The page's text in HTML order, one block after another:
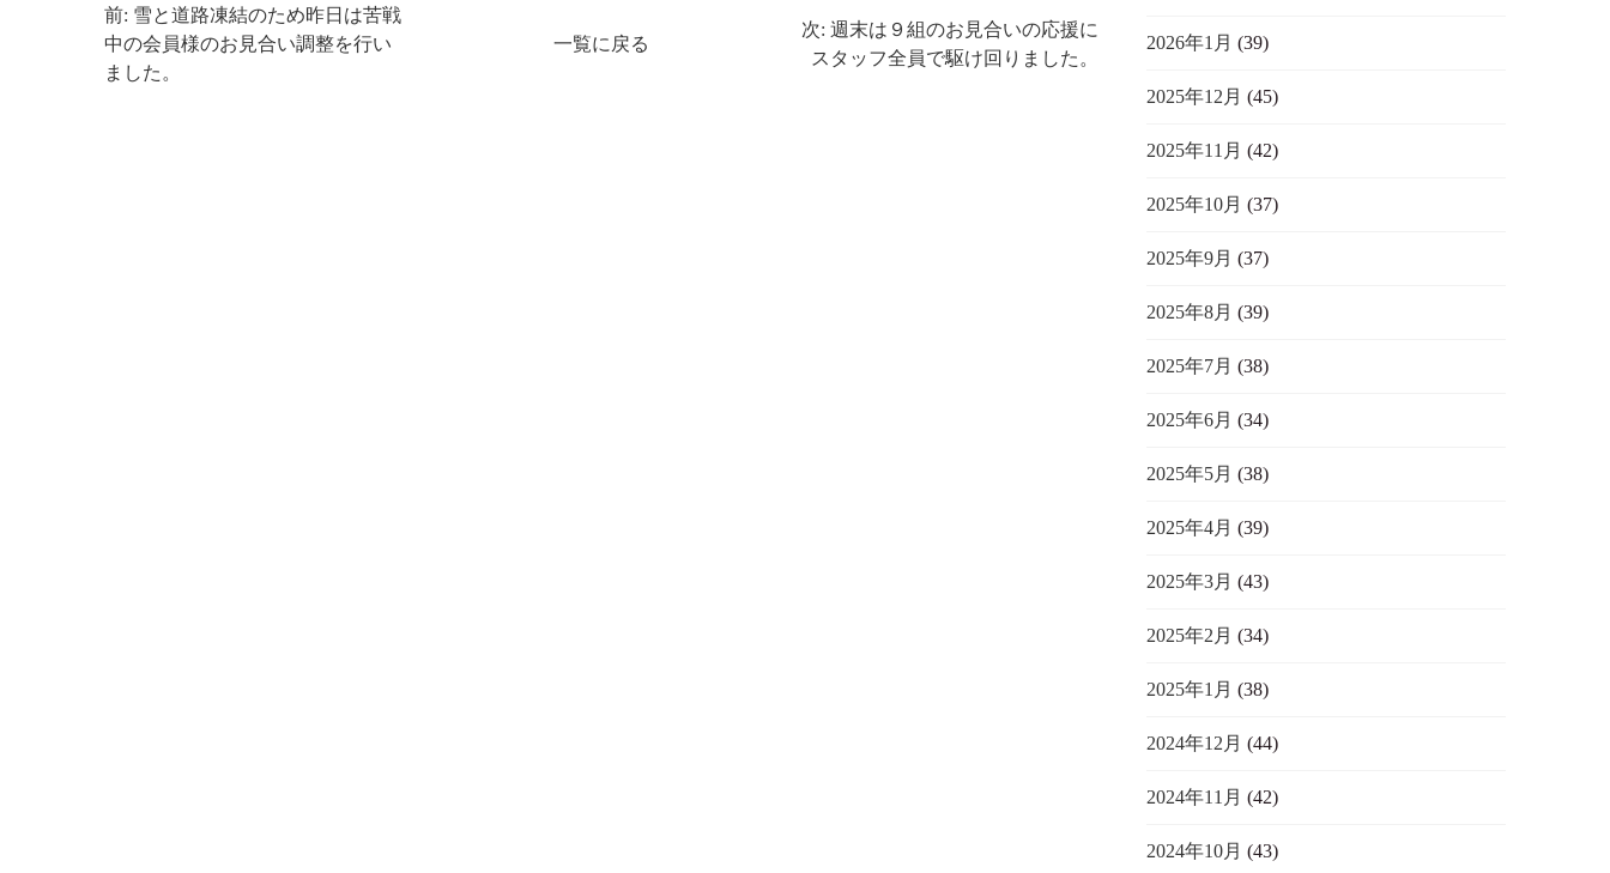
前: 雪と道路凍結のため昨日は苦戦
中の会員様のお見合い調整を行い
ました。
一覧に戻る
次: 週末は９組のお見合いの応援に
スタッフ全員で駆け回りました。
2026年1月 (39)
2025年12月 (45)
2025年11月 (42)
2025年10月 (37)
2025年9月 (37)
2025年8月 (39)
2025年7月 (38)
2025年6月 (34)
2025年5月 (38)
2025年4月 (39)
2025年3月 (43)
2025年2月 (34)
2025年1月 (38)
2024年12月 (44)
2024年11月 (42)
2024年10月 (43)